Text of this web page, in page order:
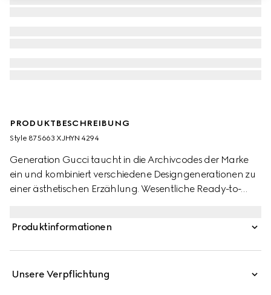
PRODUKTBESCHREIBUNG
Style ‎875663 XJHYN 4294
Generation Gucci taucht in die Archivcodes der Marke
ein und kombiniert verschiedene Designgenerationen zu
einer ästhetischen Erzählung. Wesentliche Ready-to-
Baumwolljersey zeichnet sich durch Doppel G Stickerei
Produktinformationen
Unsere Verpflichtung